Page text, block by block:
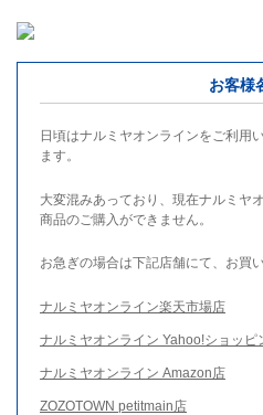
お客様
日頃はナルミヤオンラインをご利用
ます。
大変混みあっており、現在ナルミヤ
商品のご購入ができません。
お急ぎの場合は下記店舗にて、お買
ナルミヤオンライン楽天市場店
ナルミヤオンライン Yahoo!ショッピ
ナルミヤオンライン Amazon店
ZOZOTOWN petitmain店